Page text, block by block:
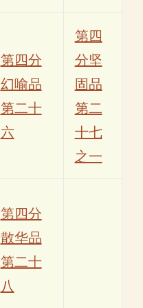
第四分
幻喻品
第二十
六
第四
分坚
固品
第二
十七
之一
第四分
散华品
第二十
八